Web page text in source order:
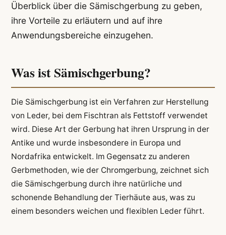
Überblick über die Sämischgerbung zu geben,
ihre Vorteile zu erläutern und auf ihre
Anwendungsbereiche einzugehen.
Was ist Sämischgerbung?
Die Sämischgerbung ist ein Verfahren zur Herstellung
von Leder, bei dem Fischtran als Fettstoff verwendet
wird. Diese Art der Gerbung hat ihren Ursprung in der
Antike und wurde insbesondere in Europa und
Nordafrika entwickelt. Im Gegensatz zu anderen
Gerbmethoden, wie der Chromgerbung, zeichnet sich
die Sämischgerbung durch ihre natürliche und
schonende Behandlung der Tierhäute aus, was zu
einem besonders weichen und flexiblen Leder führt.